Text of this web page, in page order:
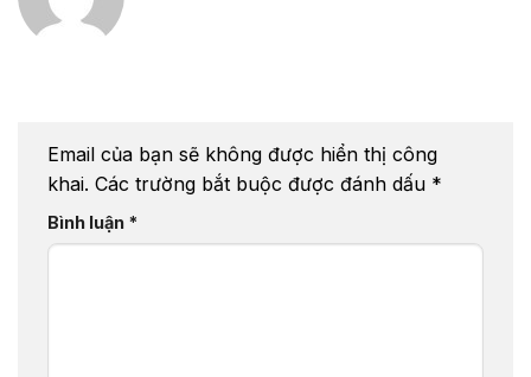
Email của bạn sẽ không được hiển thị công
khai. Các trường bắt buộc được đánh dấu *
Bình luận *